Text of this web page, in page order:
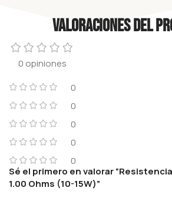
Valoraciones del
0 opiniones
0
0
0
0
0
Sé el primero en valorar “Resistencia
1.00 Ohms (10-15W)”